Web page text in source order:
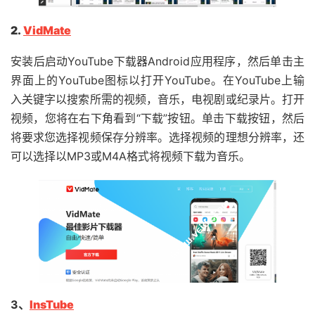
2. VidMate
安装后启动YouTube下载器Android应用程序，然后单击主
界面上的YouTube图标以打开YouTube。在YouTube上输
入关键字以搜索所需的视频，音乐，电视剧或纪录片。打开
视频，您将在右下角看到“下载”按钮。单击下载按钮，然后
将要求您选择视频保存分辨率。选择视频的理想分辨率，还
可以选择以MP3或M4A格式将视频下载为音乐。
3、 InsTube